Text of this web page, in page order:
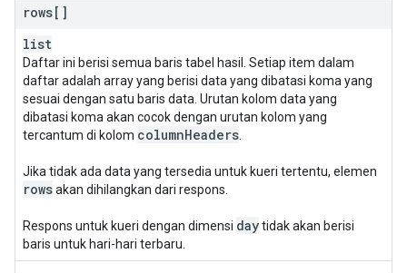
rows[]
list
Daftar ini berisi semua baris tabel hasil. Setiap item dalam
daftar adalah array yang berisi data yang dibatasi koma yang
sesuai dengan satu baris data. Urutan kolom data yang
dibatasi koma akan cocok dengan urutan kolom yang
tercantum di kolom columnHeaders
Jika tidak ada data yang tersedia untuk kueri tertentu, elemen
rowsakan dihilangkan dari respons.
Respons untuk kueri dengan dimensi daytidak akan berisi
baris untuk hari-hari terbaru.